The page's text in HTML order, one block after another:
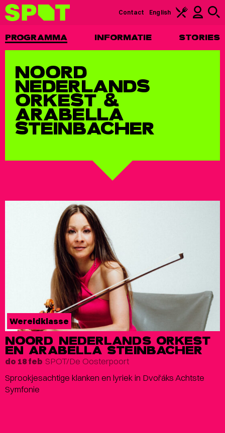
PROGRAMMA INFORMATIE STORIES
Contact English
NOORD
NEDERLANDS
ORKEST &
ARABELLA
STEINBACHER
Wereldklasse
NOORD NEDERLANDS ORKEST
EN ARABELLA STEINBACHER
do 18 feb SPOT/De Oosterpoort
Sprookjesachtige klanken en lyriek in Dvořáks Achtste
Symfonie